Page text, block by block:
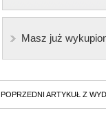
Masz już
POPRZEDNI ARTYKUŁ Z